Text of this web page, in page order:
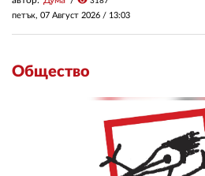
петък, 07 Август 2026 / 13:03
Общество